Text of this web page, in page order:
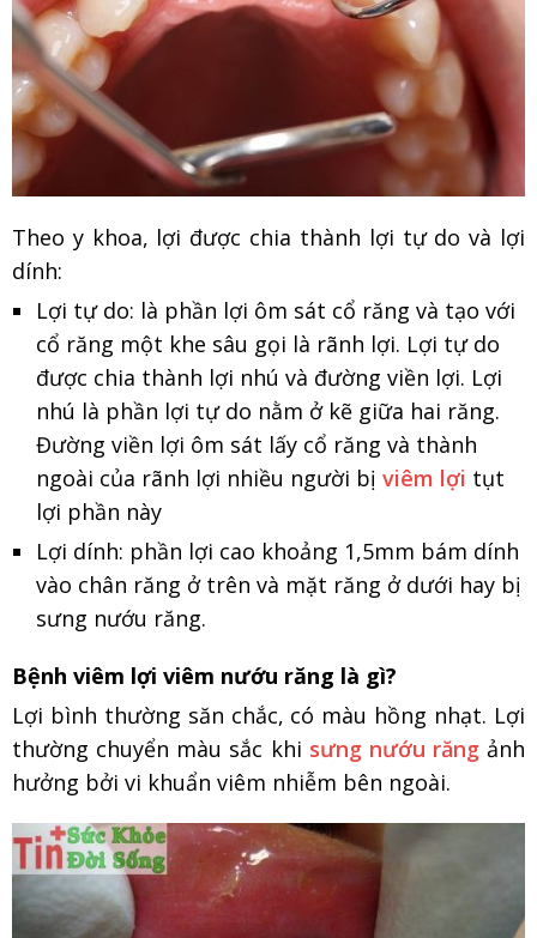
Theo y khoa, lợi được chia thành lợi tự do và lợi
dính:
Lợi tự do: là phần lợi ôm sát cổ răng và tạo với
cổ răng một khe sâu gọi là rãnh lợi. Lợi tự do
được chia thành lợi nhú và đường viền lợi. Lợi
nhú là phần lợi tự do nằm ở kẽ giữa hai răng.
Đường viền lợi ôm sát lấy cổ răng và thành
ngoài của rãnh lợi nhiều người bị viêm lợi tụt
lợi phần này
Lợi dính: phần lợi cao khoảng 1,5mm bám dính
vào chân răng ở trên và mặt răng ở dưới hay bị
sưng nướu răng.
Bệnh viêm lợi viêm nướu răng là gì?
Lợi bình thường săn chắc, có màu hồng nhạt. Lợi
thường chuyển màu sắc khi sưng nướu răng ảnh
hưởng bởi vi khuẩn viêm nhiễm bên ngoài.